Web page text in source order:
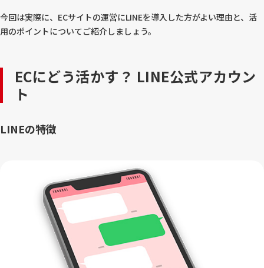
今回は実際に、ECサイトの運営にLINEを導入した方がよい理由と、活
用のポイントについてご紹介しましょう。
ECにどう活かす？ LINE公式アカウン
ト
LINEの特徴